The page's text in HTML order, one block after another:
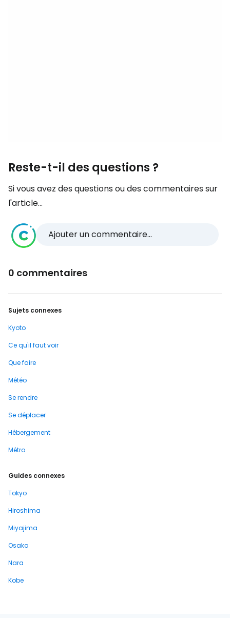
Reste-t-il des questions ?
Si vous avez des questions ou des commentaires sur
l'article...
Ajouter un commentaire...
0 commentaires
Sujets connexes
Kyoto
Ce qu'il faut voir
Que faire
Météo
Se rendre
Se déplacer
Hébergement
Métro
Guides connexes
Tokyo
Hiroshima
Miyajima
Osaka
Nara
Kobe